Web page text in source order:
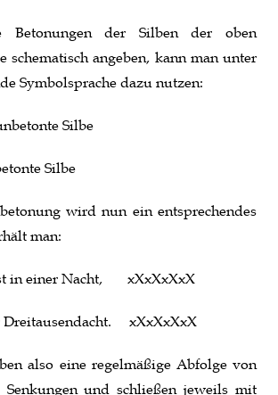
der Silben der oben
schematisch angeben, kann man unter
Symbolsprache dazu nutzen:
Silbe
Silbe
wird nun ein entsprechendes
man:
in einer Nacht, xXxXxXxX
Dreitausendacht. xXxXxXxX
also eine regelmäßige Abfolge von
und schließen jeweils mit